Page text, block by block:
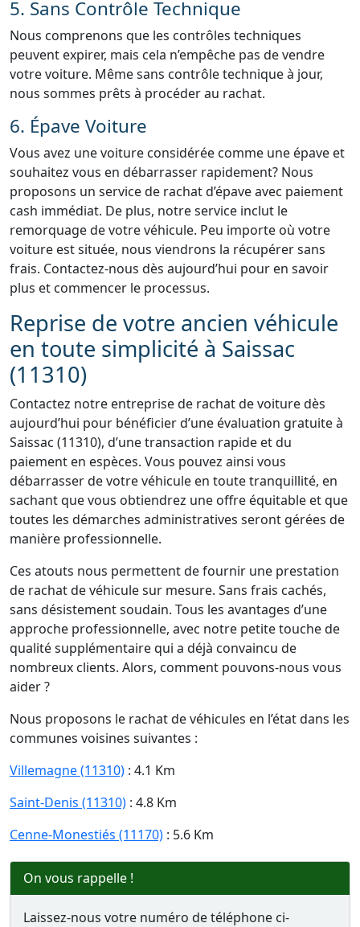
5. Sans Contrôle Technique
Nous comprenons que les contrôles techniques
peuvent expirer, mais cela n’empêche pas de vendre
votre voiture. Même sans contrôle technique à jour,
nous sommes prêts à procéder au rachat.
6. Épave Voiture
Vous avez une voiture considérée comme une épave et
souhaitez vous en débarrasser rapidement? Nous
proposons un service de rachat d’épave avec paiement
cash immédiat. De plus, notre service inclut le
remorquage de votre véhicule. Peu importe où votre
voiture est située, nous viendrons la récupérer sans
frais. Contactez-nous dès aujourd’hui pour en savoir
plus et commencer le processus.
Reprise de votre ancien véhicule
en toute simplicité à Saissac
(11310)
Contactez notre entreprise de rachat de voiture dès
aujourd’hui pour bénéficier d’une évaluation gratuite à
Saissac (11310), d’une transaction rapide et du
paiement en espèces. Vous pouvez ainsi vous
débarrasser de votre véhicule en toute tranquillité, en
sachant que vous obtiendrez une offre équitable et que
toutes les démarches administratives seront gérées de
manière professionnelle.
Ces atouts nous permettent de fournir une prestation
de rachat de véhicule sur mesure. Sans frais cachés,
sans désistement soudain. Tous les avantages d’une
approche professionnelle, avec notre petite touche de
qualité supplémentaire qui a déjà convaincu de
nombreux clients. Alors, comment pouvons-nous vous
aider ?
Nous proposons le rachat de véhicules en l’état dans les
communes voisines suivantes :
Villemagne (11310) : 4.1 Km
Saint-Denis (11310) : 4.8 Km
Cenne-Monestiés (11170) : 5.6 Km
On vous rappelle !
Laissez-nous votre numéro de téléphone ci-